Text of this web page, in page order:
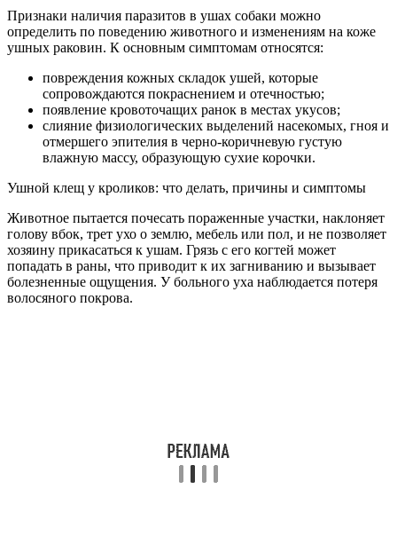
Признаки наличия паразитов в ушах собаки можно
определить по поведению животного и изменениям на коже
ушных раковин. К основным симптомам относятся:
повреждения кожных складок ушей, которые
сопровождаются покраснением и отечностью;
появление кровоточащих ранок в местах укусов;
слияние физиологических выделений насекомых, гноя и
отмершего эпителия в черно-коричневую густую
влажную массу, образующую сухие корочки.
Ушной клещ у кроликов: что делать, причины и симптомы
Животное пытается почесать пораженные участки, наклоняет
голову вбок, трет ухо о землю, мебель или пол, и не позволяет
хозяину прикасаться к ушам. Грязь с его когтей может
попадать в раны, что приводит к их загниванию и вызывает
болезненные ощущения. У больного уха наблюдается потеря
волосяного покрова.